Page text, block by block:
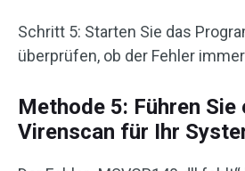
Schritt 5: Starten Sie das
überprüfen, ob der Fehler
Methode 5: Führen Sie
Virenscan für Ihr